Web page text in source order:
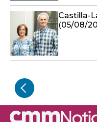
Castilla-
(05/08/